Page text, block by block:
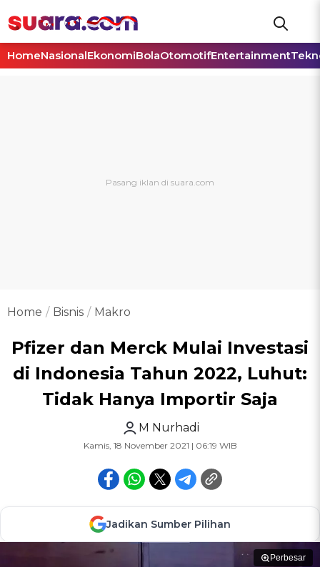
HomeNasionalEkonomiBolaOtomotifEntertainment
Home Bisnis Makro
Pfizer dan Merck Mulai Investasi
di Indonesia Tahun 2022, Luhut:
Tidak Hanya Importir Saja
M Nurhadi
Kamis, 18 November 2021 | 06:19 WIB
Jadikan Sumber Pilihan
Perbesar